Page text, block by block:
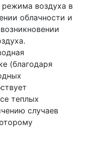
режима воздуха в
облачности и
(благодаря
теплых
случаев